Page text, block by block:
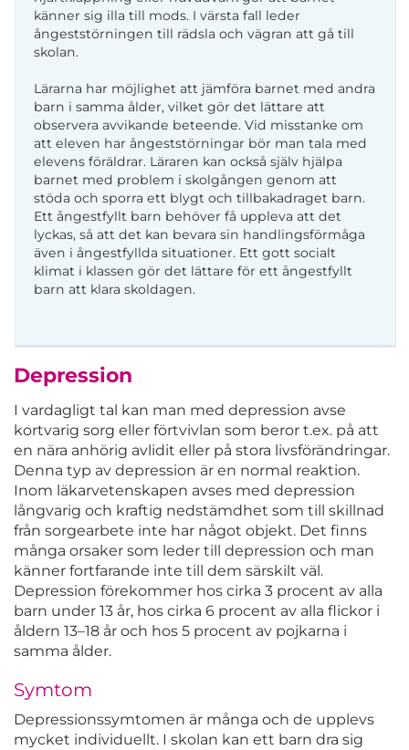
känner sig illa till mods. I värsta fall leder
ångeststörningen till rädsla och vägran att gå till
skolan.
Lärarna har möjlighet att jämföra barnet med andra
barn i samma ålder, vilket gör det lättare att
observera avvikande beteende. Vid misstanke om
att eleven har ångeststörningar bör man tala med
elevens föräldrar. Läraren kan också själv hjälpa
barnet med problem i skolgången genom att
stöda och sporra ett blygt och tillbakadraget barn.
Ett ångestfyllt barn behöver få uppleva att det
lyckas, så att det kan bevara sin handlingsförmåga
även i ångestfyllda situationer. Ett gott socialt
klimat i klassen gör det lättare för ett ångestfyllt
barn att klara skoldagen.
Depression
I vardagligt tal kan man med depression avse
kortvarig sorg eller förtvivlan som beror t.ex. på att
en nära anhörig avlidit eller på stora livsförändringar.
Denna typ av depression är en normal reaktion.
Inom läkarvetenskapen avses med depression
långvarig och kraftig nedstämdhet som till skillnad
från sorgearbete inte har något objekt. Det finns
många orsaker som leder till depression och man
känner fortfarande inte till dem särskilt väl.
Depression förekommer hos cirka 3 procent av alla
barn under 13 år, hos cirka 6 procent av alla flickor i
åldern 13–18 år och hos 5 procent av pojkarna i
samma ålder.
Symtom
Depressionssymtomen är många och de upplevs
mycket individuellt. I skolan kan ett barn dra sig